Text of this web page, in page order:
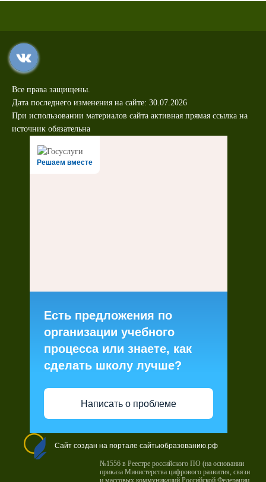
Все права защищены.
Дата последнего изменения на сайте: 30.07.2026
При использовании материалов сайта активная прямая ссылка на
источник обязательна
Решаем вместе
Есть предложения по
организации учебного
процесса или знаете, как
сделать школу лучше?
Написать о проблеме
Сайт создан на портале сайтыобразованию.рф
№1556 в Реестре российского ПО (на основании
приказа Министерства цифрового развития, связи
и массовых коммуникаций Российской Федерации